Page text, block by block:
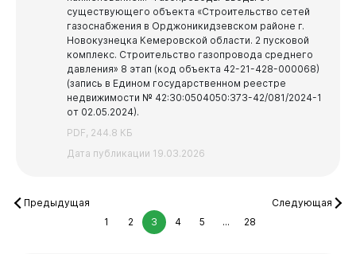
существующего объекта «Строительство сетей
газоснабжения в Орджоникидзевском районе г.
Новокузнецка Кемеровской области. 2 пусковой
комплекс. Строительство газопровода среднего
давления» 8 этап (код объекта 42-21-428-000068)
(запись в Едином государственном реестре
недвижимости № 42:30:0504050:373-42/081/2024-1
от 02.05.2024).
PDF, 244.8 КБ
Дата публикации 19.03.2026
Предыдущая
1
2 3 4 5 ... 28
Следующая